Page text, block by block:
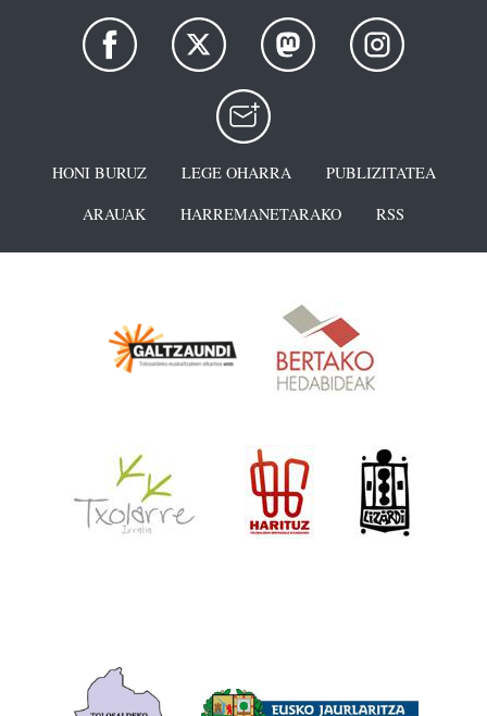
HONI BURUZ LEGE OHARRA
PUBLIZITATEA
ARAUAK
HARREMANETARAKO RSS